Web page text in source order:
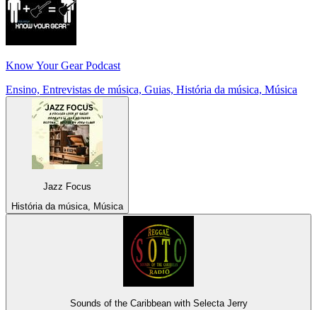
Know Your Gear Podcast
Ensino, Entrevistas de música, Guias, História da música, Música
Jazz Focus
História da música, Música
Sounds of the Caribbean with Selecta Jerry